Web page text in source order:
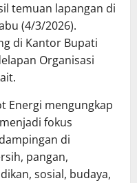
temuan lapangan di
(4/3/2026).
di Kantor Bupati
Organisasi
Energi mengungkap
fokus
di
pangan,
sosial, budaya,